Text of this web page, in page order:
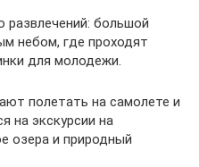
большой
небом, где проходят
для молодежи.
полетать на самолете и
на экскурсии на
озера и природный